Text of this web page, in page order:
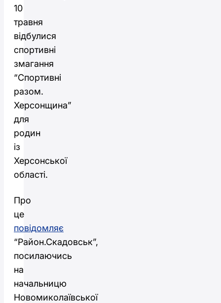
10
травня
відбулися
спортивні
змагання
“Спортивні
разом.
Херсонщина”
для
родин
із
Херсонської
області.
Про
це
повідомляє
“Район.Скадовськ”,
посилаючись
на
начальницю
Новомиколаївської